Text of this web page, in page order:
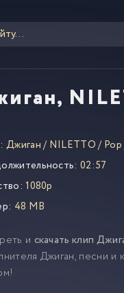
Джиган/ NILETTO/ Pop
02:57
1080p
48 MB
и скачать клип
Джиган, песни